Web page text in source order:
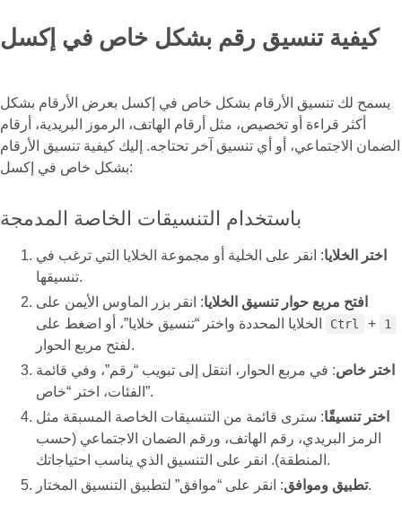
كيفية تنسيق رقم بشكل خاص في إكسل
يسمح لك تنسيق الأرقام بشكل خاص في إكسل بعرض الأرقام بشكل
أكثر قراءة أو تخصيص، مثل أرقام الهاتف، الرموز البريدية، أرقام
الضمان الاجتماعي، أو أي تنسيق آخر تحتاجه. إليك كيفية تنسيق الأرقام
بشكل خاص في إكسل:
باستخدام التنسيقات الخاصة المدمجة
اختر الخلايا: انقر على الخلية أو مجموعة الخلايا التي ترغب في
تنسيقها.
افتح مربع حوار تنسيق الخلايا: انقر بزر الماوس الأيمن على
Ctrl + 1
لفتح مربع الحوار.
اختر خاص: في مربع الحوار، انتقل إلى تبويب “رقم”، وفي قائمة
الفئات، اختر “خاص”.
اختر تنسيقًا: سترى قائمة من التنسيقات الخاصة المسبقة مثل
الرمز البريدي، رقم الهاتف، ورقم الضمان الاجتماعي (حسب
المنطقة). انقر على التنسيق الذي يناسب احتياجاتك.
تطبيق وموافق: انقر على “موافق” لتطبيق التنسيق المختار.